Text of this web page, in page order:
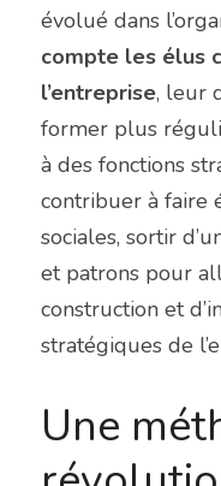
évolué dans
compte les élus
l’entreprise, leur
former plus
à des fonctions
contribuer à faire
sociales, sortir
et patrons pour
construction et
stratégiques de
Une